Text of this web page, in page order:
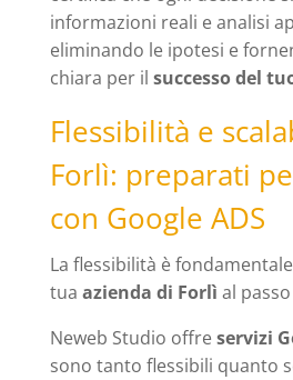
informazioni reali e analisi
eliminando le ipotesi e
chiara per il successo del
Flessibilità e
Forlì: preparati
con Google ADS
La flessibilità è
tua azienda di Forlì al
Neweb Studio offreservizi
sono tanto flessibili quanto